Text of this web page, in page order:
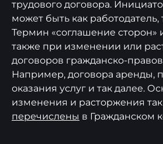
трудового договора.
может быть как работодатель,
Термин «соглашение сторон»
также при изменении или
договоров гражданско-
Например, договора аренды,
оказания услуг и так далее.
изменения и расторжения
перечислены в Гражданском